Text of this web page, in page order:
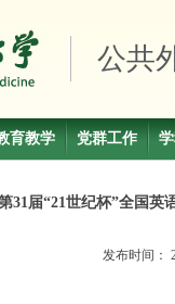
公共
育教学 党群工作
31届“21世纪杯”全国英
发布时间：